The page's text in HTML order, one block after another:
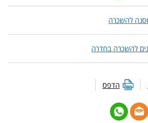
להשכרה
להשכרה בחדרה
הדפס